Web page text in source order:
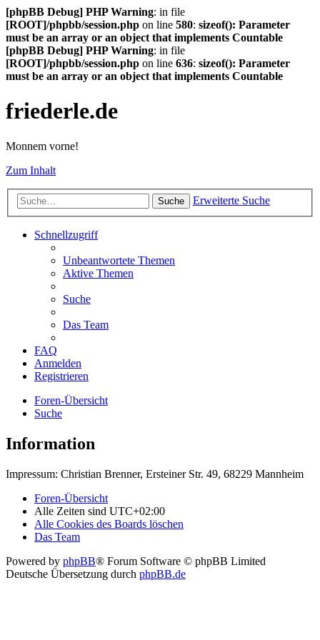
[phpBB Debug] PHP Warning: in file
[ROOT]/phpbb/session.php on line 580: sizeof(): Parameter
must be an array or an object that implements Countable
[phpBB Debug] PHP Warning: in file
[ROOT]/phpbb/session.php on line 636: sizeof(): Parameter
must be an array or an object that implements Countable
friederle.de
Monnem vorne!
Zum Inhalt
Suche Erweiterte Suche
Schnellzugriff
Unbeantwortete Themen
Aktive Themen
Suche
Das Team
FAQ
Anmelden
Registrieren
Foren-Übersicht
Suche
Information
Impressum: Christian Brenner, Ersteiner Str. 49, 68229 Mannheim
Foren-Übersicht
Alle Zeiten sind UTC+02:00
Alle Cookies des Boards löschen
Das Team
Powered by phpBB® Forum Software © phpBB Limited
Deutsche Übersetzung durch phpBB.de